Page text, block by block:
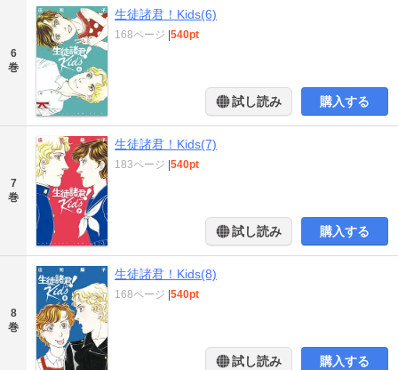
6
巻
生徒諸君！Kids(6)
168ページ 540pt
試し読み 購入する
7
巻
生徒諸君！Kids(7)
183ページ 540pt
試し読み 購入する
8
巻
生徒諸君！Kids(8)
168ページ 540pt
試し読み 購入する